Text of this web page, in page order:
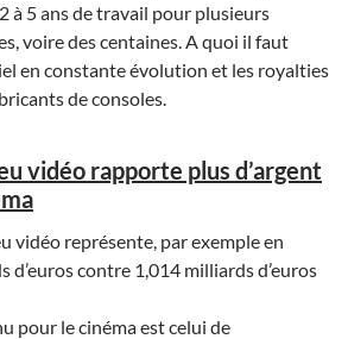
à 5 ans de travail pour plusieurs
voire des centaines. A quoi il faut
en constante évolution et les royalties
de consoles.
vidéo rapporte plus d’argent
vidéo représente, par exemple en
d’euros contre 1,014 milliards d’euros
pour le cinéma est celui de